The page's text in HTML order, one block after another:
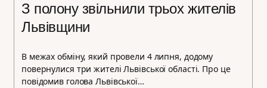
З полону звільнили трьох жителів
Львівщини
В межах обміну, який провели 4 липня, додому
повернулися три жителі Львівської області. Про це
повідомив голова Львівської…